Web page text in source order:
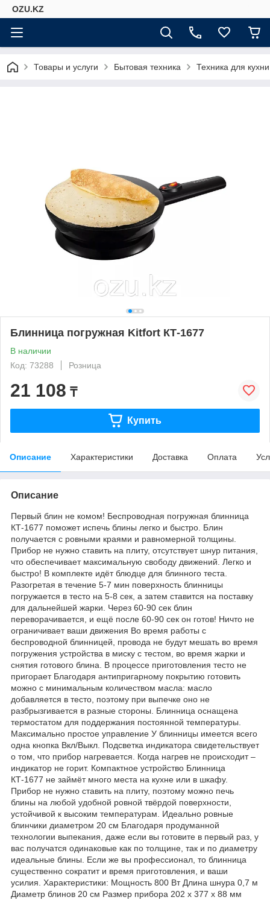
OZU.KZ
Товары и услуги Бытовая техника Техника для кухни
Блинница погружная Kitfort КТ-1677
В наличии
Код: 73288
Розница
21 108 ₸
Купить
Описание Характеристики Доставка Оплата
Описание
Первый блин не комом! Беспроводная погружная блинница
КТ-1677 поможет испечь блины легко и быстро. Блин
получается с ровными краями и равномерной толщины.
Прибор не нужно ставить на плиту, отсутствует шнур питания,
что обеспечивает максимальную свободу движений. Легко и
быстро! В комплекте идёт блюдце для блинного теста.
Разогретая в течение 5-7 мин поверхность блинницы
погружается в тесто на 5-8 сек, а затем ставится на поставку
для дальнейшей жарки. Через 60-90 сек блин
переворачивается, и ещё после 60-90 сек он готов! Ничто не
ограничивает ваши движения Во время работы с
беспроводной блинницей, провода не будут мешать во время
погружения устройства в миску с тестом, во время жарки и
снятия готового блина. В процессе приготовления тесто не
пригорает Благодаря антипригарному покрытию готовить
можно с минимальным количеством масла: масло
добавляется в тесто, поэтому при выпечке оно не
разбрызгивается в разные стороны. Блинница оснащена
термостатом для поддержания постоянной температуры.
Максимально простое управление У блинницы имеется всего
одна кнопка Вкл/Выкл. Подсветка индикатора свидетельствует
о том, что прибор нагревается. Когда нагрев не происходит –
индикатор не горит. Компактное устройство Блинница
КТ-1677 не займёт много места на кухне или в шкафу.
Прибор не нужно ставить на плиту, поэтому можно печь
блины на любой удобной ровной твёрдой поверхности,
устойчивой к высоким температурам. Идеально ровные
блинчики диаметром 20 см Благодаря продуманной
технологии выпекания, даже если вы готовите в первый раз, у
вас получатся одинаковые как по толщине, так и по диаметру
идеальные блины. Если же вы профессионал, то блинница
существенно сократит и время приготовления, и ваши
усилия. Характеристики: Мощность 800 Вт Длина шнура 0,7 м
Диаметр блинов 20 см Размер прибора 202 х 377 х 88 мм